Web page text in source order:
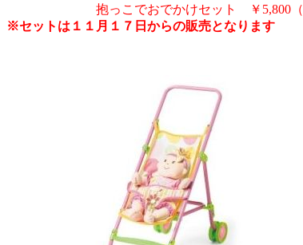
抱っこでおでかけセット ￥5,800（
※セットは１１月１７日からの販売となります